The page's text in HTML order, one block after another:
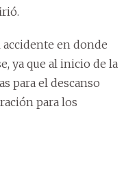
en donde
ya que al inicio de la
para el descanso
para los